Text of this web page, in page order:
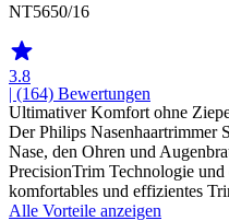
NT5650/16
3.8
| (164) Bewertungen
Ultimativer Komfort ohne
Der Philips Nasenhaartrimmer
Nase, den Ohren und
PrecisionTrim Technologie und
komfortables und effizientes
Alle Vorteile anzeigen